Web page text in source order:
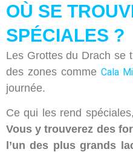
OÙ SE
SPÉCIALES ?
Les Grottes du Drach se
des zones commeCala
journée.
Ce qui les rend
Vous y trouverez des
l’un des plus grands